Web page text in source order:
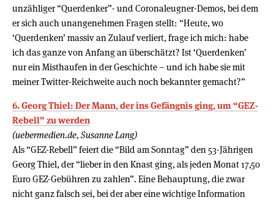
unzähliger “Querdenker”- und Coronaleugner-Demos, bei dem
er sich auch unangenehmen Fragen stellt: “Heute, wo
‘Querdenken’ massiv an Zulauf verliert, frage ich mich: habe
ich das ganze von Anfang an überschätzt? Ist ‘Querdenken’
nur ein Misthaufen in der Geschichte – und ich habe sie mit
meiner Twitter-Reichweite auch noch bekannter gemacht?”
6. Georg Thiel: Der Mann, der ins Gefängnis ging, um “GEZ-
Rebell” zu werden
(uebermedien.de, Susanne Lang)
Als “GEZ-Rebell” feiert die “Bild am Sonntag” den 53-Jährigen
Georg Thiel, der “lieber in den Knast ging, als jeden Monat 17,50
Euro GEZ-Gebühren zu zahlen”. Eine Behauptung, die zwar
nicht ganz falsch sei, bei der aber eine wichtige Information